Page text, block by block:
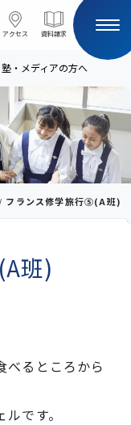
アクセス 資料請求
アクセス 資料請求
在校生の方へ
塾・メディアの方へ
/ フランス修学旅行⑤(A班)
班)
るところから
です。